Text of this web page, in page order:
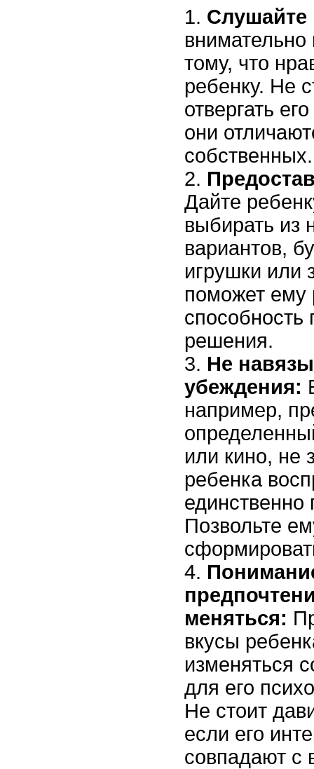
Слушайте
внимательно
тому, что
ребенку. Не
отвергать
они
собственных.
Дайте
выбирать из
вариантов,
игрушки или
поможет ему
способность
решения.
Не
убеждения:
например,
или кино, не
ребенка
единственно
Позвольте
меняться:
вкусы
изменяться
для его
Не стоит
если его
совпадают с